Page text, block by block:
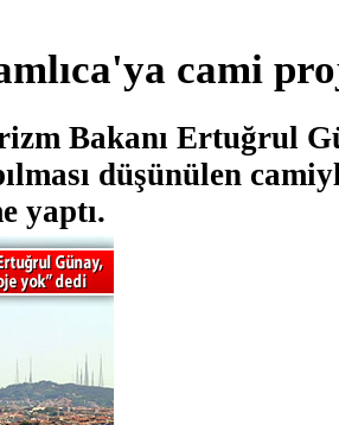
cami
Bakanı Ertuğrul
düşünülen
yaptı.